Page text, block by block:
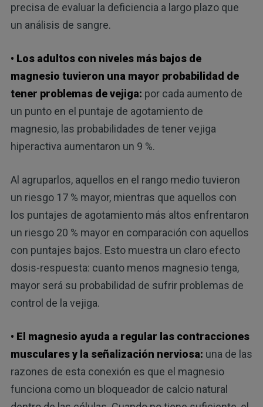
precisa de evaluar la deficiencia a largo plazo que
un análisis de sangre.
• Los adultos con niveles más bajos de
magnesio tuvieron una mayor probabilidad de
tener problemas de vejiga: por cada aumento de
un punto en el puntaje de agotamiento de
magnesio, las probabilidades de tener vejiga
hiperactiva aumentaron un 9 %.
Al agruparlos, aquellos en el rango medio tuvieron
un riesgo 17 % mayor, mientras que aquellos con
los puntajes de agotamiento más altos enfrentaron
un riesgo 20 % mayor en comparación con aquellos
con puntajes bajos. Esto muestra un claro efecto
dosis-respuesta: cuanto menos magnesio tenga,
mayor será su probabilidad de sufrir problemas de
control de la vejiga.
• El magnesio ayuda a regular las contracciones
musculares y la señalización nerviosa: una de las
razones de esta conexión es que el magnesio
funciona como un bloqueador de calcio natural